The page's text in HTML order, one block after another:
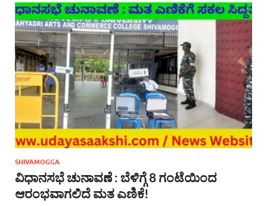
SHIVAMOGGA
ವಿಧಾನಸಭೆ ಚುನಾವಣೆ : ಬೆಳಿಗ್ಗೆ 8 ಗಂಟೆಯಿಂದ
ಆರಂಭವಾಗಲಿದೆ ಮತ ಎಣಿಕೆ!